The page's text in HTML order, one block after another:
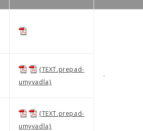
-
{TEXT.prepad-
umyvadla}
{TEXT.prepad-
umyvadla}